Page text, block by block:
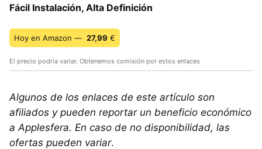
Fácil Instalación, Alta Definición
Hoy en Amazon — 27,99 €
El precio podría variar. Obtenemos comisión por estos enlaces
Algunos de los enlaces de este artículo son
afiliados y pueden reportar un beneficio económico
a Applesfera. En caso de no disponibilidad, las
ofertas pueden variar.